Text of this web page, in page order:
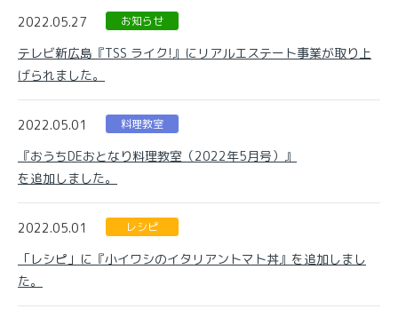
2022.05.27 お知らせ
テレビ新広島『TSS ライク!』にリアルエステート事業が取り上
げられました。
2022.05.01 料理教室
『おうちDEおとなり料理教室（2022年5月号）』
を追加しました。
2022.05.01 レシピ
「レシピ」に『小イワシのイタリアントマト丼』を追加しまし
た。